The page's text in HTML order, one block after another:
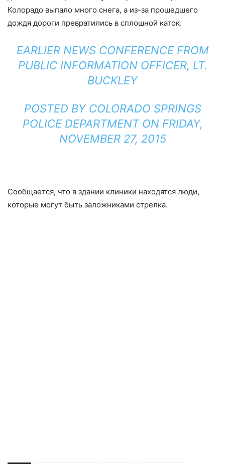
Колорадо выпало много снега, а из-за прошедшего
дождя дороги превратились в сплошной каток.
EARLIER NEWS CONFERENCE FROM
PUBLIC INFORMATION OFFICER, LT.
BUCKLEY
POSTED BY COLORADO SPRINGS
POLICE DEPARTMENTON FRIDAY,
NOVEMBER 27, 2015
Сообщается, что в здании клиники находятся люди,
которые могут быть заложниками стрелка.